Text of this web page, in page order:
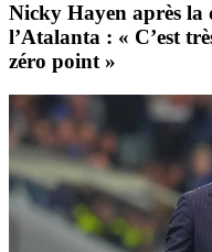
Nicky Hayen après la
l’Atalanta : « C’est
zéro point »